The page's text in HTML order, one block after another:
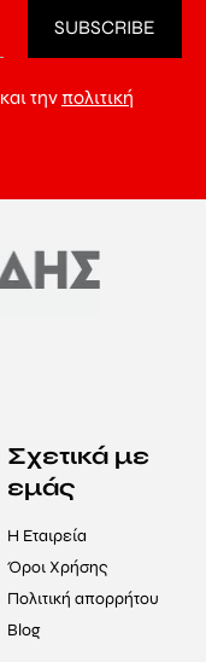
και τηνπολιτική
Σχετικά με
εμάς
Η Εταιρεία
Όροι Χρήσης
Πολιτική απορρήτου
Blog